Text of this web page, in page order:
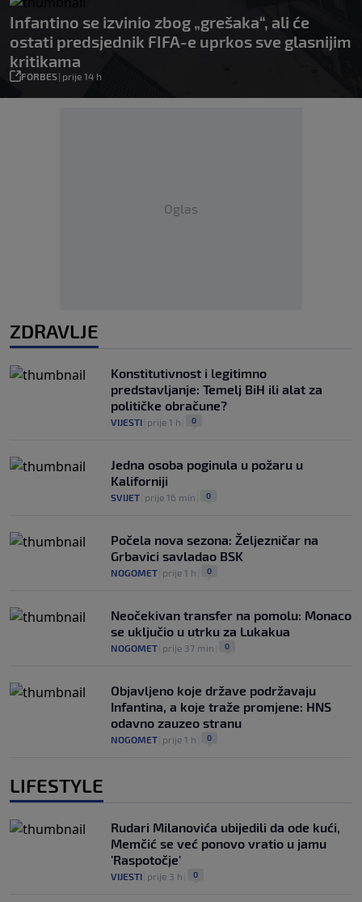
Infantino se izvinio zbog „grešaka“, ali će
ostati predsjednik FIFA-e uprkos sve glasnijim
kritikama
FORBES| prije 14 h
Oglas
ZDRAVLJE
Konstitutivnost i legitimno
predstavljanje: Temelj BiH ili alat za
političke obračune?
VIJESTI prije 1 h 0
Jedna osoba poginula u požaru u
Kaliforniji
SVIJET prije 16 min 0
Počela nova sezona: Željezničar na
Grbavici savladao BSK
NOGOMET prije 1 h 0
Neočekivan transfer na pomolu: Monaco
se uključio u utrku za Lukakua
NOGOMET prije 37 min 0
Objavljeno koje države podržavaju
Infantina, a koje traže promjene: HNS
odavno zauzeo stranu
NOGOMET prije 1 h 0
LIFESTYLE
Rudari Milanovića ubijedili da ode kući,
Memčić se već ponovo vratio u jamu
'Raspotočje'
VIJESTI prije 3 h 0